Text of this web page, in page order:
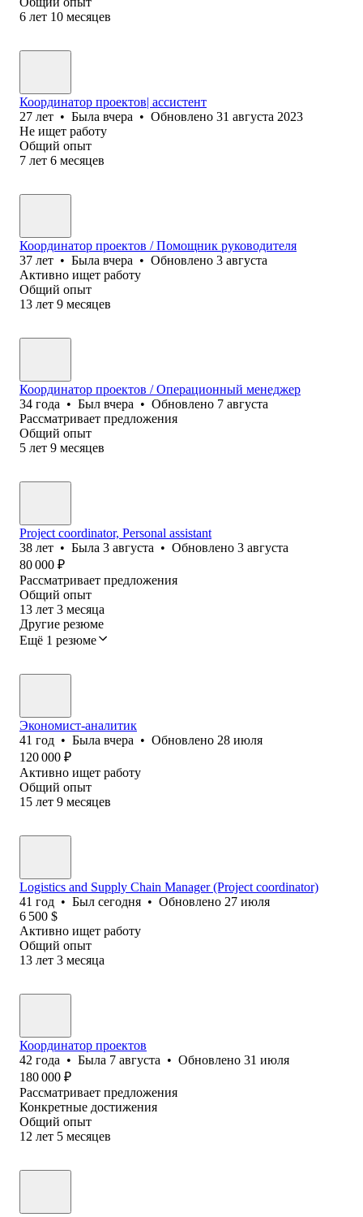
6 лет 10 месяцев
Координатор проектов| ассистент
27 лет • Была вчера • Обновлено 31 августа 2023
Не ищет работу
Общий опыт
7 лет 6 месяцев
Координатор проектов / Помощник руководителя
37 лет • Была вчера • Обновлено 3 августа
Активно ищет работу
Общий опыт
13 лет 9 месяцев
Координатор проектов / Операционный менеджер
34 года • Был вчера • Обновлено 7 августа
Рассматривает предложения
Общий опыт
5 лет 9 месяцев
Project coordinator, Personal assistant
38 лет • Была 3 августа • Обновлено 3 августа
80 000 ₽
Рассматривает предложения
Общий опыт
13 лет 3 месяца
Другие резюме
Ещё 1 резюме
Экономист-аналитик
41 год • Была вчера • Обновлено 28 июля
120 000 ₽
Активно ищет работу
Общий опыт
15 лет 9 месяцев
Logistics and Supply Chain Manager (Project coordinator)
41 год • Был сегодня • Обновлено 27 июля
6 500 $
Активно ищет работу
Общий опыт
13 лет 3 месяца
Координатор проектов
42 года • Была 7 августа • Обновлено 31 июля
180 000 ₽
Рассматривает предложения
Конкретные достижения
Общий опыт
12 лет 5 месяцев